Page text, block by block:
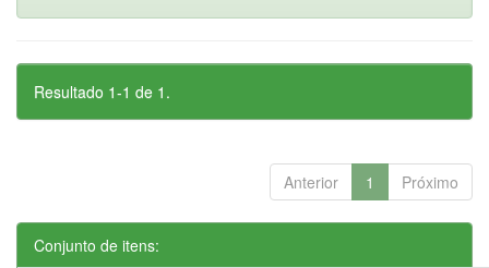
Resultado 1-1 de 1.
Anterior 1 Próximo
Conjunto de itens: